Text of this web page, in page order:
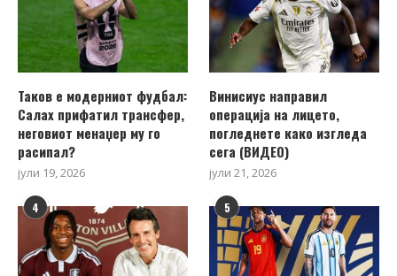
Таков е модерниот фудбал:
Салах прифатил трансфер,
неговиот менаџер му го
расипал?
јули 19, 2026
Винисиус направил
операција на лицето,
погледнете како изгледа
сега (ВИДЕО)
јули 21, 2026
4 5